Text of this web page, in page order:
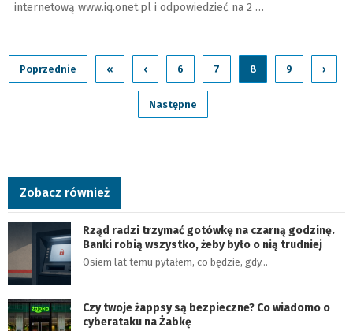
internetową www.iq.onet.pl i odpowiedzieć na 2 …
Poprzednie « ‹ 6 7 8 9 ›
Następne
Zobacz również
Rząd radzi trzymać gotówkę na czarną godzinę.
Banki robią wszystko, żeby było o nią trudniej
Osiem lat temu pytałem, co będzie, gdy…
Czy twoje żappsy są bezpieczne? Co wiadomo o
cyberataku na Żabkę